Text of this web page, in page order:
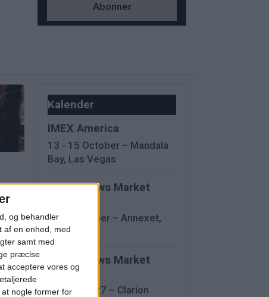
og behandler
af en enhed, med
samt med
præcise
acceptere vores og
nogle former for
klar
Kalender
IMEX America
13 - 15 October – Mandala
Bay, Las Vegas
Travel News Market
12 November – Annexet,
Stockholm
Travel News Market
Finland
27 May 2027 – Clarion